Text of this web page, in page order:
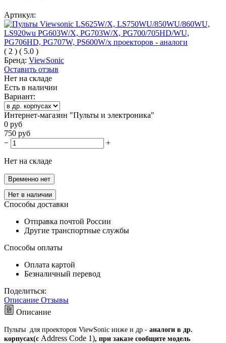
Артикул:
( 2 ) ( 5.0 )
Бренд: ViewSonic
Оставить отзыв
Нет на складе
Есть в наличии
Вариант:
Интернет-магазин "Пульты и электроника"
0 руб
750 руб
−
+
Нет на складе
Временно нет
Нет в наличии
Способы доставки
Отправка почтой России
Другие транспортные службы
Способы оплаты
Оплата картой
Безналичный перевод
Поделиться:
Описание Отзывы
Описание
Пульты для проекторов ViewSonic ниже и др - аналоги в др.
корпусах(c Address Code 1), при заказе сообщите модель